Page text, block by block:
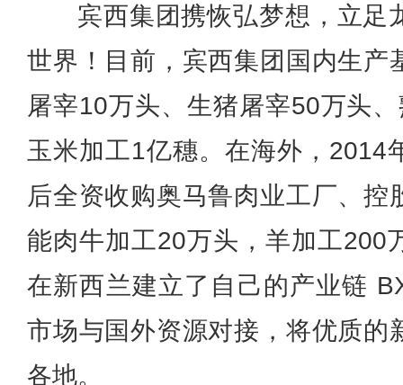
宾西集团携恢弘梦想，立足
世界！目前，宾西集团国内生产
屠宰10万头、生猪屠宰50万头
玉米加工1亿穗。在海外，2014
后全资收购奥马鲁肉业工厂、控
能肉牛加工20万头，羊加工200
在新西兰建立了自己的产业链
市场与国外资源对接，将优质的
各地。